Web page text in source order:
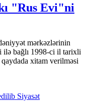
"Rus Evi"ni
mərkəzlərinin
ilə bağlı 1998-ci il tarixli
xitam verilməsi
Siyasət